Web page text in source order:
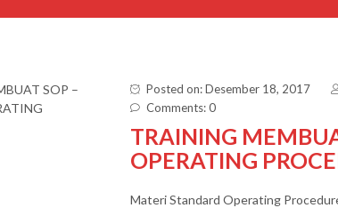
Posted on: Desember 18, 2017
Comments: 0
TRAINING
OPERATING
Materi Standard Operating